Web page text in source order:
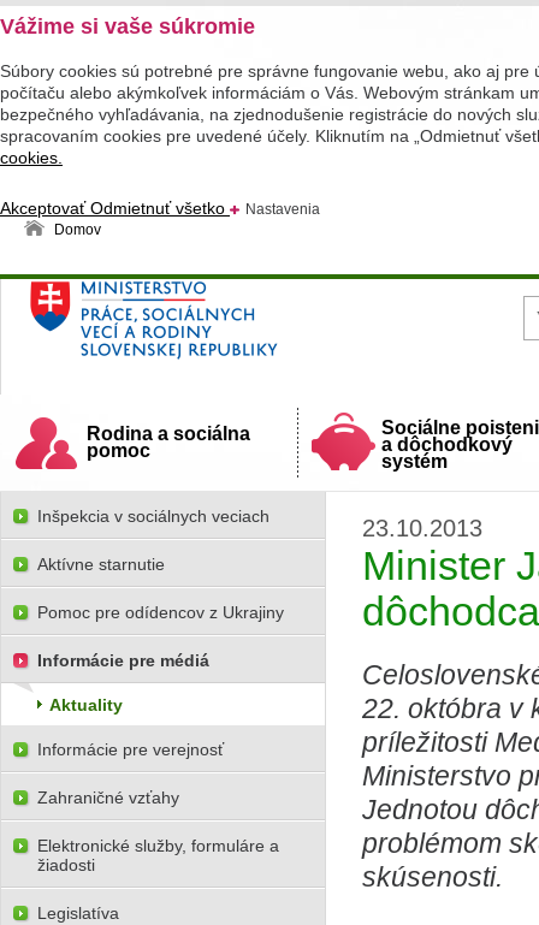
Vážime si vaše súkromie
Súbory cookies sú potrebné pre správne fungovanie webu, ako aj
počítaču alebo akýmkoľvek informáciám o Vás. Webovým stránkam
bezpečného vyhľadávania, na zjednodušenie registrácie do nových
spracovaním cookies pre uvedené účely. Kliknutím na „Odmietnuť
cookies.
AkceptovaťOdmietnuť všetko
Nastavenia
Domov
Ministerstvo práce, sociálnych vecí a rodiny
Slovenskej republiky
Rodina a sociálna
pomoc
Sociálne
a dôchodkový
systém
23.10.2013
Minister
22. októbra v
príležitosti
Ministerstvo
Jednotou
problémom
skúsenosti.
Inšpekcia v sociálnych veciach
Aktívne starnutie
Pomoc pre odídencov z Ukrajiny
Informácie pre médiá
Aktuality
Informácie pre verejnosť
Zahraničné vzťahy
Elektronické služby, formuláre a
žiadosti
Legislatíva